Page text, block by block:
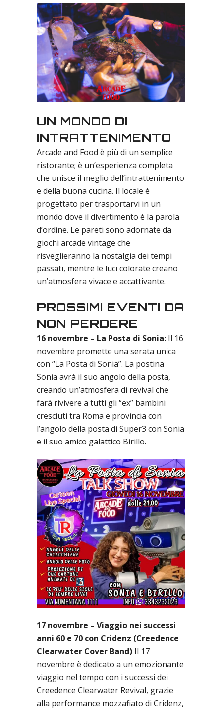
UN MONDO DI
INTRATTENIMENTO
Arcade and Food è più di un semplice
ristorante; è un’esperienza completa
che unisce il meglio dell’intrattenimento
e della buona cucina. Il locale è
progettato per trasportarvi in un
mondo dove il divertimento è la parola
d’ordine. Le pareti sono adornate da
giochi arcade vintage che
risveglieranno la nostalgia dei tempi
passati, mentre le luci colorate creano
un’atmosfera vivace e accattivante.
PROSSIMI EVENTI DA
NON PERDERE
16 novembre – La Posta di Sonia: Il 16
novembre promette una serata unica
con “La Posta di Sonia”. La postina
Sonia avrà il suo angolo della posta,
creando un’atmosfera di revival che
farà rivivere a tutti gli “ex” bambini
cresciuti tra Roma e provincia con
l’angolo della posta di Super3 con Sonia
e il suo amico galattico Birillo.
17 novembre – Viaggio nei successi
anni 60 e 70 con Cridenz (Creedence
Clearwater Cover Band) Il 17
novembre è dedicato a un emozionante
viaggio nel tempo con i successi dei
Creedence Clearwater Revival, grazie
alla performance mozzafiato di Cridenz,